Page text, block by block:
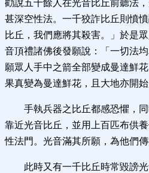
勸說五千餘人在光音比丘前聽法
甚深空性法。一千狡詐比丘則憤
比丘，我們應將其殺害。」於是
音頂禮諸佛後發願說：「一切法
願眾人手中之箭全部變成曼達鮮
果真變為曼達鮮花，且大地亦開始
手執兵器之比丘都感恐懼，
靠近光音比丘，並用上百匹布供
性法門。光音滿其所願，為他們傳
此時又有一千比丘時常毀謗